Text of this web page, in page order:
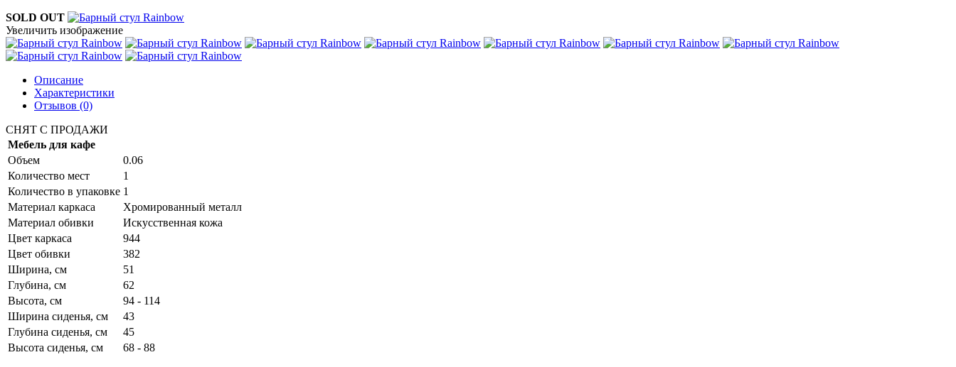
SOLD OUT
Увеличить изображение
Описание
Характеристики
Отзывов (0)
СНЯТ С ПРОДАЖИ
Мебель для кафе
Объем
0.06
Количество мест
1
Количество в упаковке 1
Материал каркаса
Хромированный металл
Материал обивки
Искусственная кожа
Цвет каркаса
944
Цвет обивки
382
Ширина, см
51
Глубина, см
62
Высота, см
94 - 114
Ширина сиденья, см
43
Глубина сиденья, см
45
Высота сиденья, см
68 - 88